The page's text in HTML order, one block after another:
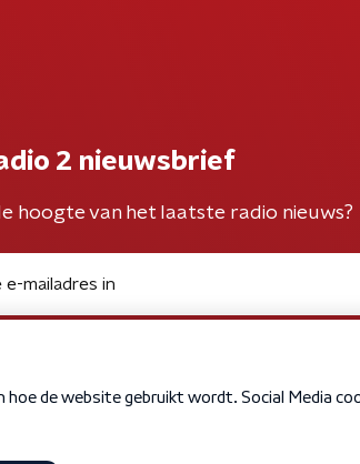
2 nieuwsbrief
hoogte van het laatste radio nieuws?